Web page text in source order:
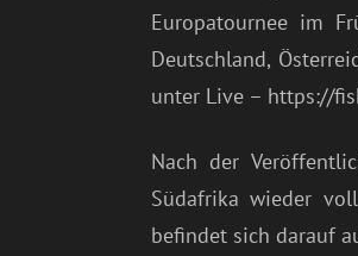
Europatournee im
Deutschland,
unter Live – https://
Nach der
Südafrika wieder
befindet sich darauf